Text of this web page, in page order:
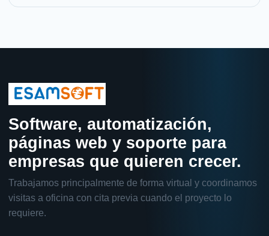
Software, automatización,
páginas web y soporte para
empresas que quieren crecer.
Trabajamos principalmente de forma virtual y coordinamos
visitas a oficina con cita previa cuando el proyecto lo
requiere.